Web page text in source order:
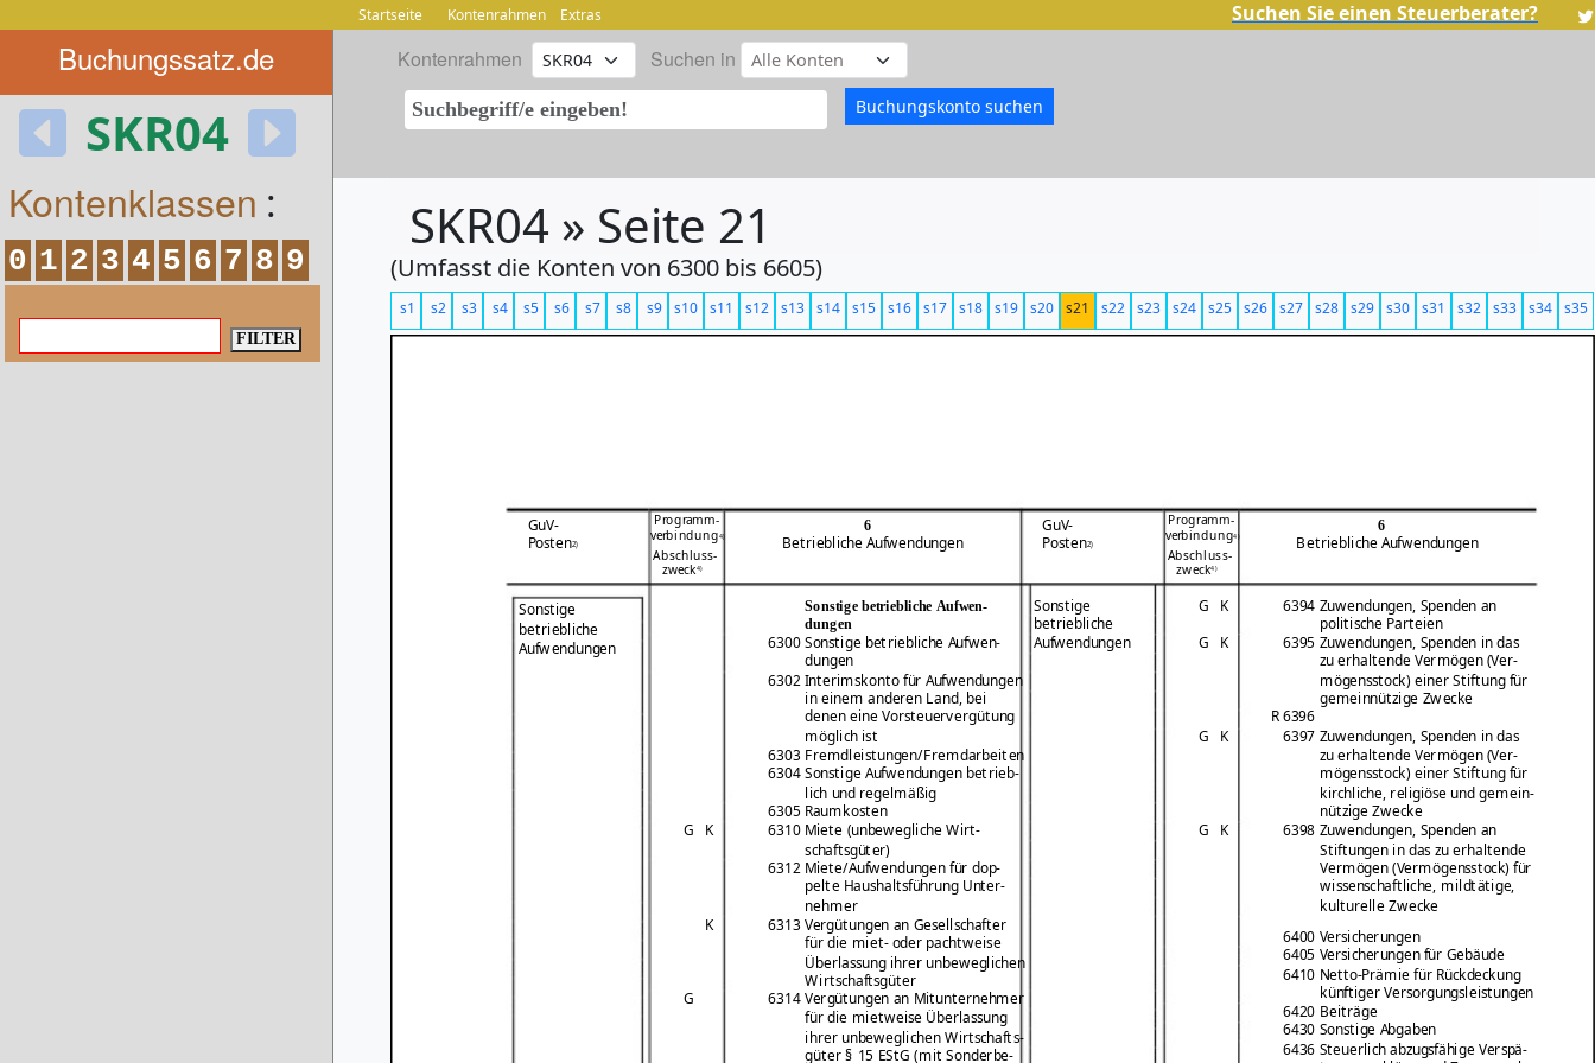
Startseite Kontenrahmen Extras Suchen Sie einen Steuerberater?
Buchungssatz.de
SKR04
Kontenrahmen Suchen in
Kontenklassen :
0 1 2 3 4 5 6 7 8 9
SKR04 » Seite 21
(Umfasst die Konten von 6300 bis 6605)
s1 s2 s3 s4 s5 s6 s7 s8 s9 s10 s11 s12 s13 s14 s15 s16 s17 s18 s19 s20 s21 s22 s23 s24 s25 s26 s27 s28 s29 s30 s31 s32 s33 s34 s35
Programm- Programm-
GuV- 6 GuV- 6
verbindung4) verbindung4)
Posten2) Betriebliche Aufwendungen Posten2) Betriebliche Aufwendungen
Abschluss-
Abschluss-
zweck4) zweck4)
Sonstige betriebliche Aufwen- Sonstige G K 6394 Zuwendungen, Spenden an
Sonstige
dungen betriebliche politische Parteien
betriebliche
Aufwendungen
6300 Sonstige betriebliche Aufwen- Aufwendungen G K 6395 Zuwendungen, Spenden in das
dungen zu erhaltende Vermögen (Ver-
6302 Interimskonto für Aufwendungen mögensstock) einer Stiftung für
in einem anderen Land, bei
gemeinnützige Zwecke
denen eine Vorsteuervergütung
R 6396
möglich ist
G K
6397 Zuwendungen, Spenden in das
6303 Fremdleistungen/Fremdarbeiten
zu erhaltende Vermögen (Ver-
6304 Sonstige Aufwendungen betrieb- mögensstock) einer Stiftung für
lich und regelmäßig
kirchliche, religiöse und gemein-
6305 Raumkosten
nützige Zwecke
G
K 6310 Miete (unbewegliche Wirt- G K
6398 Zuwendungen, Spenden an
schaftsgüter)
Stiftungen in das zu erhaltende
6312 Miete/Aufwendungen für dop- Vermögen (Vermögensstock) für
pelte Haushaltsführung Unter- wissenschaftliche, mildtätige,
nehmer kulturelle Zwecke
K 6313 Vergütungen an Gesellschafter
6400 Versicherungen
für die miet- oder pachtweise
6405 Versicherungen für Gebäude
Überlassung ihrer unbeweglichen
6410 Netto-Prämie für Rückdeckung
Wirtschaftsgüter
künftiger Versorgungsleistungen
G 6314 Vergütungen an Mitunternehmer
6420 Beiträge
für die mietweise Überlassung
6430 Sonstige Abgaben
ihrer unbeweglichen Wirtschafts-
6436 Steuerlich abzugsfähige Verspä-
güter § 15 EStG (mit Sonderbe-